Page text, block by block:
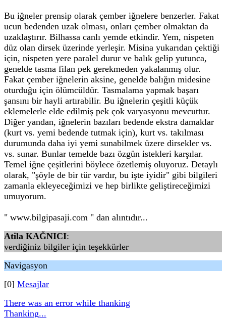
Bu iğneler prensip olarak çember iğnelere benzerler. Fakat
ucun bedenden uzak olması, onları çember olmaktan da
uzaklaştırır. Bilhassa canlı yemde etkindir. Yem, nispeten
düz olan dirsek üzerinde yerleşir. Misina yukarıdan çektiği
için, nispeten yere paralel durur ve balık gelip yutunca,
genelde tasma filan pek gerekmeden yakalanmış olur.
Fakat çember iğnelerin aksine, genelde balığın midesine
oturduğu için ölümcüldür. Tasmalama yapmak başarı
şansını bir hayli artırabilir. Bu iğnelerin çeşitli küçük
eklemelerle elde edilmiş pek çok varyasyonu mevcuttur.
Diğer yandan, iğnelerin bazıları bedende ekstra damaklar
(kurt vs. yemi bedende tutmak için), kurt vs. takılması
durumunda daha iyi yemi sunabilmek üzere dirsekler vs.
vs. sunar. Bunlar temelde bazı özgün istekleri karşılar.
Temel iğne çeşitlerini böylece özetlemiş oluyoruz. Detaylı
olarak, "şöyle de bir tür vardır, bu işte iyidir" gibi bilgileri
zamanla ekleyeceğimizi ve hep birlikte geliştireceğimizi
umuyorum.
" www.bilgipasaji.com " dan alıntıdır...
Atila KAĞNICI:
verdiğiniz bilgiler için teşekkürler
Navigasyon
[0] Mesajlar
There was an error while thanking
Thanking...